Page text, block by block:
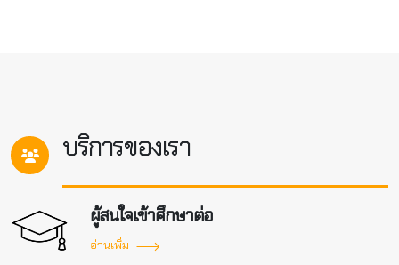
บริการของเรา
ผู้สนใจเข้าศึกษาต่อ
อ่านเพิ่ม